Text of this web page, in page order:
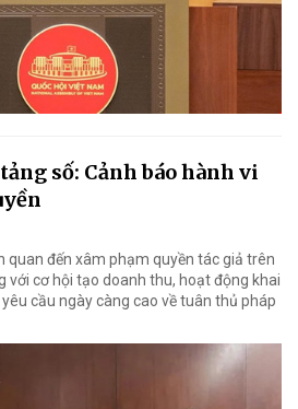
số: Cảnh báo hành vi
quan đến xâm phạm quyền tác giả trên
với cơ hội tạo doanh thu, hoạt động khai
cầu ngày càng cao về tuân thủ pháp